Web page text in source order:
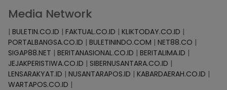
Media Network
| BULETIN.CO.ID | FAKTUAL.CO.ID | KLIKTODAY.CO.ID |
PORTALBANGSA.CO.ID | BULETININDO.COM | NET88.CO |
SIGAP88.NET | BERITANASIONAL.CO.ID | BERITALIMA.ID |
JEJAKPERISTIWA.CO.ID | SIBERNUSANTARA.CO.ID |
LENSARAKYAT.ID | NUSANTARAPOS.ID | KABARDAERAH.CO.ID |
WARTAPOS.CO.ID |